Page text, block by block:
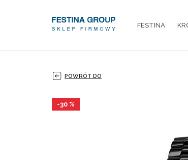
FESTINA
POWRÓT DO
-30 %